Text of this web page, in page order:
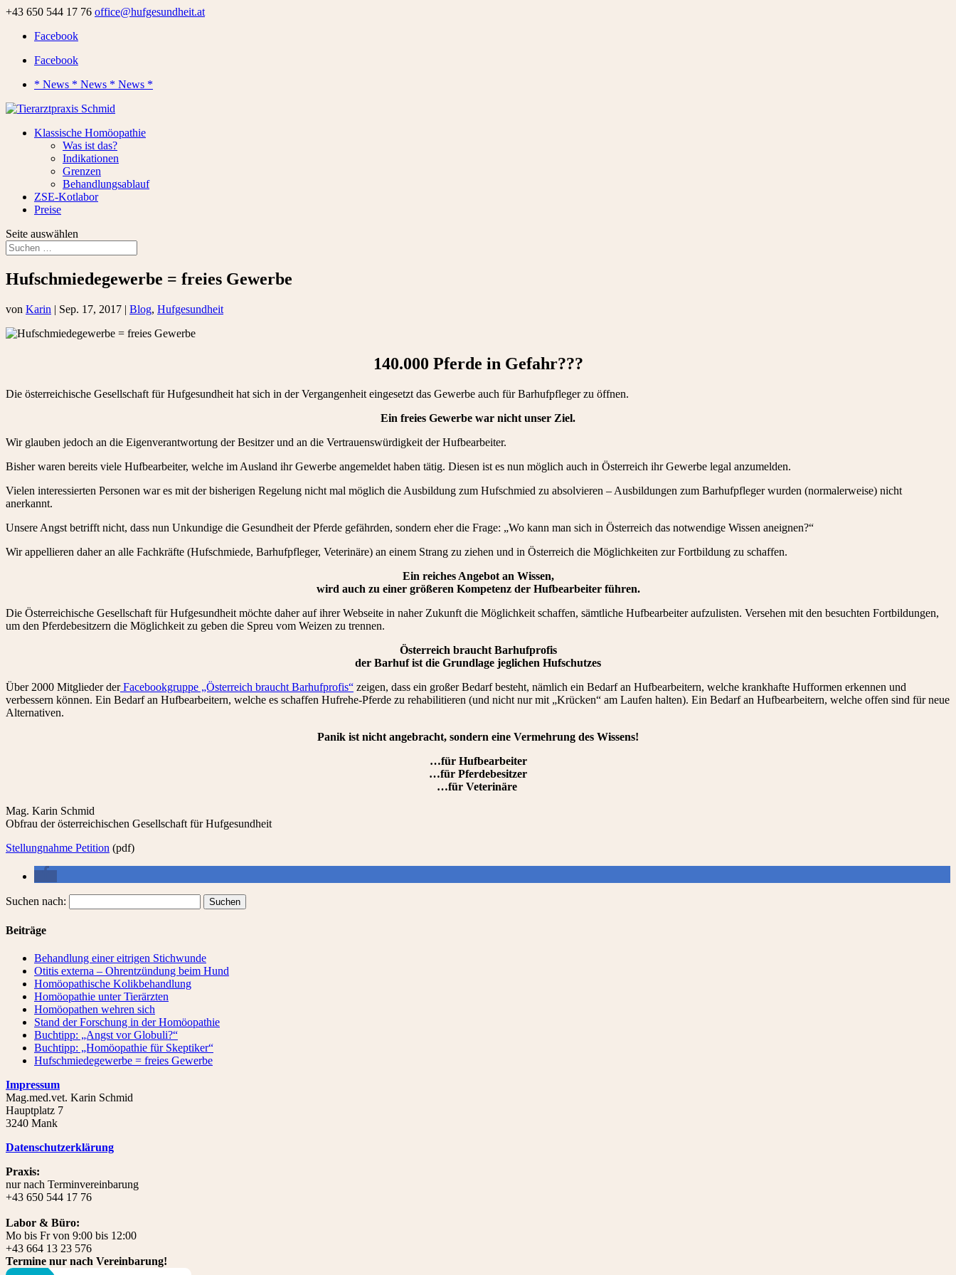
+43 650 544 17 76 office@hufgesundheit.at
Facebook
Facebook
* News * News * News *
Klassische Homöopathie
Was ist das?
Indikationen
Grenzen
Behandlungsablauf
ZSE-Kotlabor
Preise
Seite auswählen
Hufschmiedegewerbe = freies Gewerbe
von Karin | Sep. 17, 2017 | Blog, Hufgesundheit
140.000 Pferde in Gefahr???­
Die österreichische Gesellschaft für Hufgesundheit hat sich in der Vergangenheit eingesetzt das Gewerbe auch für Barhufpfleger zu öffnen.
Ein freies Gewerbe war nicht unser Ziel.
Wir glauben jedoch an die Eigenverantwortung der Besitzer und an die Vertrauenswürdigkeit der Hufbearbeiter.
Bisher waren bereits viele Hufbearbeiter, welche im Ausland ihr Gewerbe angemeldet haben tätig. Diesen ist es nun möglich auch in Österreich ihr Gewerbe legal anzumelden.
Vielen interessierten Personen war es mit der bisherigen Regelung nicht mal möglich die Ausbildung zum Hufschmied zu absolvieren – Ausbildungen zum Barhufpfleger wurden (normalerweise) nicht
anerkannt.
Unsere Angst betrifft nicht, dass nun Unkundige die Gesundheit der Pferde gefährden, sondern eher die Frage: „Wo kann man sich in Österreich das notwendige Wissen aneignen?“
Wir appellieren daher an alle Fachkräfte (Hufschmiede, Barhufpfleger, Veterinäre) an einem Strang zu ziehen und in Österreich die Möglichkeiten zur Fortbildung zu schaffen.
Ein reiches Angebot an Wissen,
wird auch zu einer größeren Kompetenz der Hufbearbeiter führen.
Die Österreichische Gesellschaft für Hufgesundheit möchte daher auf ihrer Webseite in naher Zukunft die Möglichkeit schaffen, sämtliche Hufbearbeiter aufzulisten. Versehen mit den besuchten Fortbildungen,
um den Pferdebesitzern die Möglichkeit zu geben die Spreu vom Weizen zu trennen.
Österreich braucht Barhufprofis
der Barhuf ist die Grundlage jeglichen Hufschutzes
Über 2000 Mitglieder derFacebookgruppe „Österreich braucht Barhufprofis“ zeigen, dass ein großer Bedarf besteht, nämlich ein Bedarf an Hufbearbeitern, welche krankhafte Hufformen erkennen und
verbessern können. Ein Bedarf an Hufbearbeitern, welche es schaffen Hufrehe-Pferde zu rehabilitieren (und nicht nur mit „Krücken“ am Laufen halten). Ein Bedarf an Hufbearbeitern, welche offen sind für neue
Alternativen.
Panik ist nicht angebracht, sondern eine Vermehrung des Wissens!
…für Hufbearbeiter
…für Pferdebesitzer
…für Veterinäre
Mag. Karin Schmid
Obfrau der österreichischen Gesellschaft für Hufgesundheit
Stellungnahme Petition (pdf)
Suchen nach:
Beiträge
Behandlung einer eitrigen Stichwunde
Otitis externa – Ohrentzündung beim Hund
Homöopathische Kolikbehandlung
Homöopathie unter Tierärzten
Homöopathen wehren sich
Stand der Forschung in der Homöopathie
Buchtipp: „Angst vor Globuli?“
Buchtipp: „Homöopathie für Skeptiker“
Hufschmiedegewerbe = freies Gewerbe
Impressum
Mag.med.vet. Karin Schmid
Hauptplatz 7
3240 Mank
Datenschutzerklärung
Praxis:
nur nach Terminvereinbarung
+43 650 544 17 76
Labor & Büro:
Mo bis Fr von 9:00 bis 12:00
+43 664 13 23 576
Termine nur nach Vereinbarung!